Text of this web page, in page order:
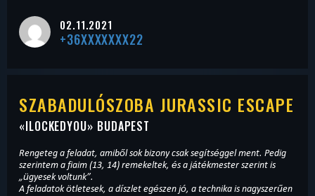
02.11.2021
+36XXXXXXX22
SZABADULÓSZOBA JURASSIC ESCAPE
«ILOCKEDYOU» BUDAPEST
Rengeteg a feladat, amiből sok bizony csak segítséggel ment. Pedig
szerintem a fiaim (13, 14) remekeltek, és a játékmester szerint is
„ügyesek voltunk”.
A feladatok ötletesek, a díszlet egészen jó, a technika is nagyszerűen